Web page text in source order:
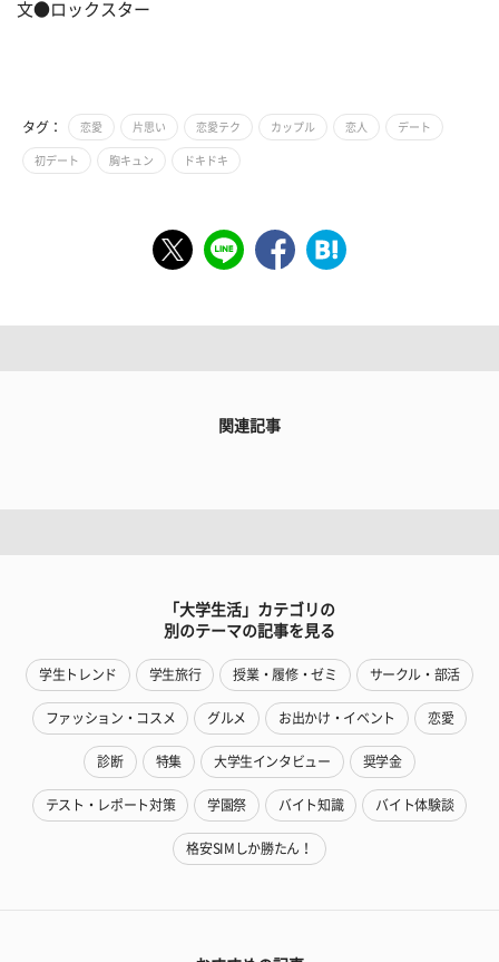
文●ロックスター
タグ： 恋愛 片思い 恋愛テク カップル 恋人 デート
初デート 胸キュン ドキドキ
関連記事
「大学生活」カテゴリの
別のテーマの記事を見る
学生トレンド 学生旅行 授業・履修・ゼミ サークル・部活
ファッション・コスメ グルメ お出かけ・イベント 恋愛
診断 特集 大学生インタビュー 奨学金
テスト・レポート対策 学園祭 バイト知識 バイト体験談
格安SIMしか勝たん！